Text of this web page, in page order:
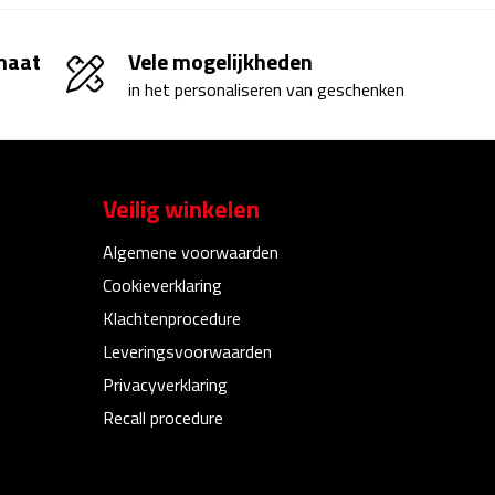
Vele mogelijkheden
in het personaliseren van geschenken
Veilig winkelen
Algemene voorwaarden
Cookieverklaring
Klachtenprocedure
Leveringsvoorwaarden
Privacyverklaring
Recall procedure